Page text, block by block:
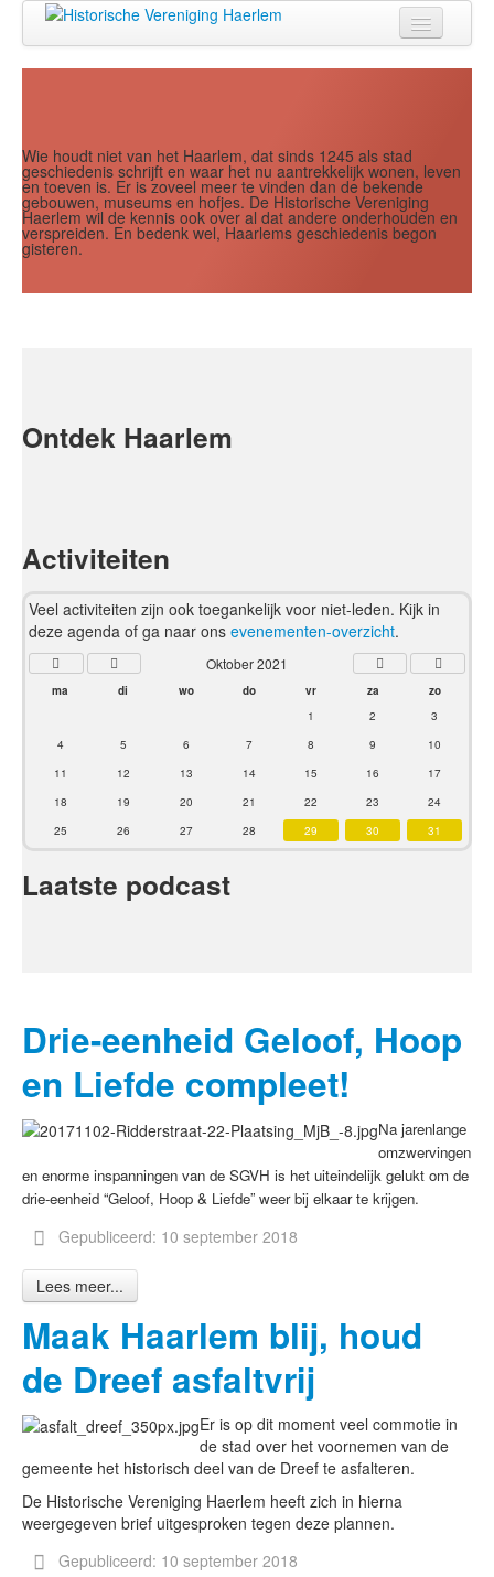
Zien
Lezen
Over ons
Wie houdt niet van het Haarlem, dat sinds 1245 als stad
geschiedenis schrijft en waar het nu aantrekkelijk wonen, leven
en toeven is. Er is zoveel meer te vinden dan de bekende
gebouwen, museums en hofjes. De Historische Vereniging
Haerlem wil de kennis ook over al dat andere onderhouden en
verspreiden. En bedenk wel, Haarlems geschiedenis begon
gisteren.
Ontdek Haarlem
Activiteiten
Veel activiteiten zijn ook toegankelijk voor niet-leden. Kijk in
deze agenda of ga naar ons evenementen-overzicht.
Jaar Maand Jaar
Maand
Oktober 2021
ma di wo do vr za
zo
1
2
3
4
5 6 7 8 9
10
11
12 13 14 15 16
17
18
19 20 21 22 23
24
25
26 27 28 29 30 31
Laatste podcast
Drie-eenheid Geloof, Hoop
en Liefde compleet!
Na jarenlange
omzwervingen
en enorme inspanningen van de SGVH is het uiteindelijk gelukt om de
drie-eenheid “Geloof, Hoop & Liefde” weer bij elkaar te krijgen.
Gepubliceerd: 10 september 2018
Lees meer...
Maak Haarlem blij, houd
de Dreef asfaltvrij
Er is op dit moment veel commotie in
de stad over het voornemen van de
gemeente het historisch deel van de Dreef te asfalteren.
De Historische Vereniging Haerlem heeft zich in hierna
weergegeven brief uitgesproken tegen deze plannen.
Gepubliceerd: 10 september 2018